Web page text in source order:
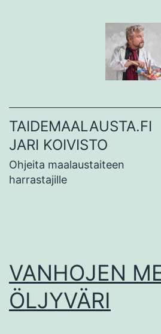
TAIDEMAALAUSTA.FI
JARI KOIVISTO
Ohjeita maalaustaiteen
harrastajille
VANHOJEN
ÖLJYVÄRI